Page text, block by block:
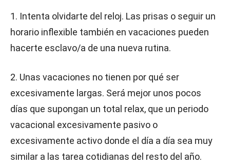
1. Intenta olvidarte del reloj. Las prisas o seguir un
horario inflexible también en vacaciones pueden
hacerte esclavo/a de una nueva rutina.
2. Unas vacaciones no tienen por qué ser
excesivamente largas. Será mejor unos pocos
días que supongan un total relax, que un periodo
vacacional excesivamente pasivo o
excesivamente activo donde el día a día sea muy
similar a las tarea cotidianas del resto del año.